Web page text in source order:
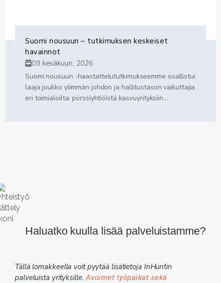
Suomi nousuun – tutkimuksen keskeiset
havainnot
09 kesäkuun, 2026
Suomi nousuun -haastattelututkimukseemme osallistui
laaja joukko ylimmän johdon ja hallitustason vaikuttajia
eri toimialoilta: pörssiyhtiöistä kasvuyrityksiin...
Haluatko kuulla lisää palveluistamme?
Tällä lomakkeella voit pyytää lisätietoja InHuntin
palveluista yrityksille.Avoimet työpaikat sekä